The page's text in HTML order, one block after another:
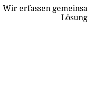
Wir erfassen